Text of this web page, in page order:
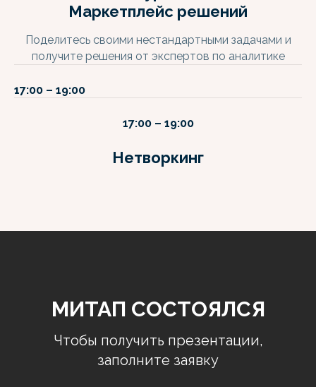
Маркетплейс решений
Поделитесь своими нестандартными задачами и
получите решения от экспертов по аналитике
17:00 – 19:00
17:00 – 19:00
Нетворкинг
МИТАП СОСТОЯЛСЯ
Чтобы получить презентации,
заполните заявку